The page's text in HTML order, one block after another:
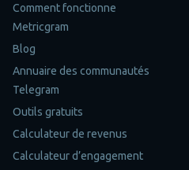
Comment fonctionne
Metricgram
Blog
Annuaire des communautés
Telegram
Outils gratuits
Calculateur de revenus
Calculateur d’engagement